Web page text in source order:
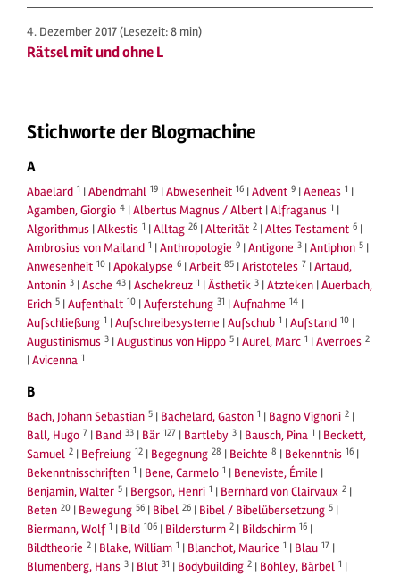
4. Dezember 2017(Lesezeit: 8 min)
Rätsel mit und ohne L
Stichworte der Blogmachine
A
Abaelard 1 |Abendmahl 19 |Abwesenheit 16 |Advent 9 |Aeneas 1 |
Agamben, Giorgio 4 |Albertus Magnus / Albert |Alfraganus 1 |
Algorithmus |Alkestis 1 |Alltag 26 |Alterität 2 |Altes Testament 6 |
Ambrosius von Mailand 1 |Anthropologie 9 |Antigone 3 |Antiphon 5 |
Anwesenheit 10 |Apokalypse 6 |Arbeit 85 |Aristoteles 7 |Artaud,
Antonin 3 |Asche 43 |Aschekreuz 1 |Ästhetik 3 |Atzteken |Auerbach,
Erich 5 |Aufenthalt 10 |Auferstehung 31 |Aufnahme 14 |
Aufschließung 1 |Aufschreibesysteme |Aufschub 1 |Aufstand 10 |
Augustinismus 3 |Augustinus von Hippo 5 |Aurel, Marc 1 |Averroes 2
|Avicenna 1
B
Bach, Johann Sebastian 5 | Bachelard, Gaston 1 | Bagno Vignoni 2 |
Ball, Hugo 7 | Band 33 | Bär 127 | Bartleby 3 | Bausch, Pina 1 | Beckett,
Samuel 2 | Befreiung 12 | Begegnung 28 | Beichte 8 | Bekenntnis 16 |
Bekenntnisschriften 1 | Bene, Carmelo 1 | Beneviste, Émile |
Benjamin, Walter 5 | Bergson, Henri 1 | Bernhard von Clairvaux 2 |
Beten 20 | Bewegung 56 | Bibel 26 | Bibel / Bibelübersetzung 5 |
Biermann, Wolf 1 | Bild 106 | Bildersturm 2 | Bildschirm 16 |
Bildtheorie 2 | Blake, William 1 | Blanchot, Maurice 1 | Blau 17 |
Blumenberg, Hans 3 | Blut 31 | Bodybuilding 2 | Bohley, Bärbel 1 |